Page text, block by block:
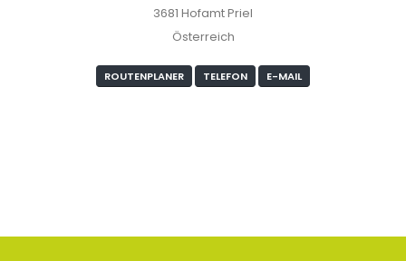
3681 Hofamt Priel
Österreich
ROUTENPLANER TELEFON E-MAIL